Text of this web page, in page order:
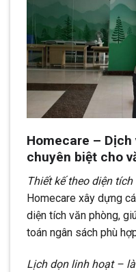
Homecare –
chuyên biệt cho
Thiết kế theo diện
Homecare xây dựng
diện tích văn phòng,
toán ngân sách phù
Lịch dọn linh hoạt –